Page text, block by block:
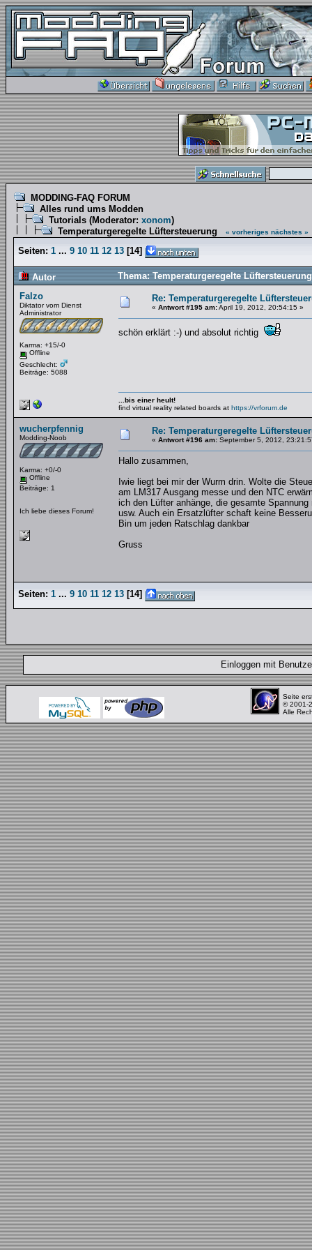
MODDING-FAQ FORUM
Alles rund ums Modden
Tutorials (Moderator: xonom)
Temperaturgeregelte Lüftersteuerung
« vorheriges nächstes »
Seiten: 1 ... 9 10 11 12 13 [14]
Autor
Thema: Temperaturgeregelte
Falzo
Diktator vom Dienst
Administrator
Karma: +15/-0
Offline
Geschlecht:
Beiträge: 5088
Re: Temperaturgeregelte
« Antwort #195 am:April 19, 2012, 20:54:15 »
schön erklärt :-) und absolut richtig
...bis einer heult!
find virtual reality related boards at https://vrforum.de
wucherpfennig
Modding-Noob
Karma: +0/-0
Offline
Beiträge: 1
Ich liebe dieses Forum!
Re: Temperaturgeregelte
« Antwort #196 am: September 5, 2012,
Hallo zusammen,
Iwie liegt bei mir der Wurm drin. Wolte die
am LM317 Ausgang messe und den NTC
ich den Lüfter anhänge, die gesamte
usw. Auch ein Ersatzlüfter schaft keine
Bin um jeden Ratschlag dankbar
Gruss
Seiten: 1 ... 9 10 11 12 13 [14]
Einloggen mit
Seite
© 2001-
Alle